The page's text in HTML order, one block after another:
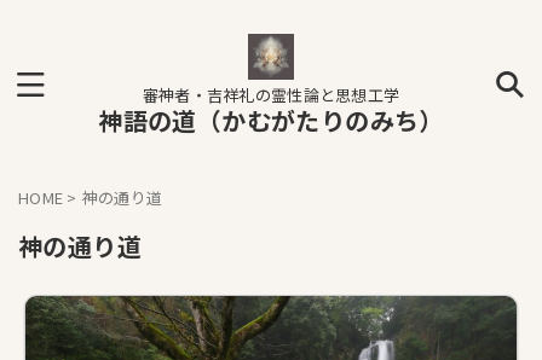
審神者・吉祥礼の霊性論と思想工学
神語の道（かむがたりのみち）
HOME > 神の通り道
神の通り道